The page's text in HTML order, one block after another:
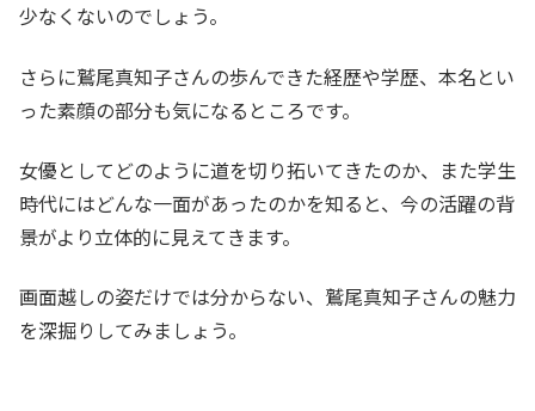
少なくないのでしょう。
さらに鷲尾真知子さんの歩んできた経歴や学歴、本名とい
った素顔の部分も気になるところです。
女優としてどのように道を切り拓いてきたのか、また学生
時代にはどんな一面があったのかを知ると、今の活躍の背
景がより立体的に見えてきます。
画面越しの姿だけでは分からない、鷲尾真知子さんの魅力
を深掘りしてみましょう。